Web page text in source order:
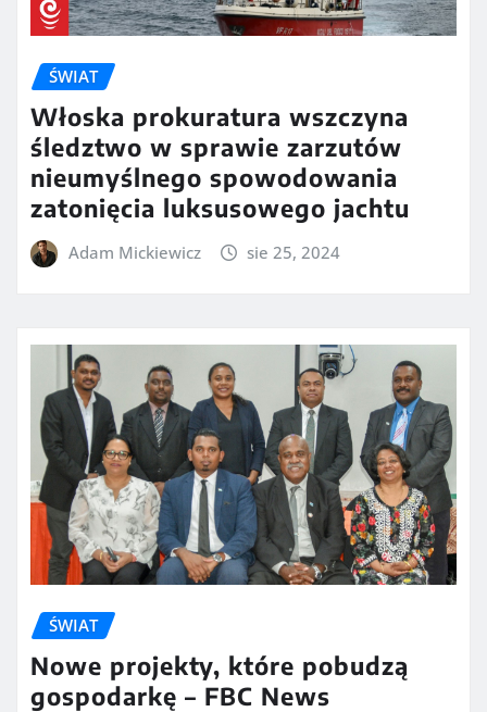
ŚWIAT
Włoska prokuratura wszczyna
śledztwo w sprawie zarzutów
nieumyślnego spowodowania
zatonięcia luksusowego jachtu
Adam Mickiewicz sie 25, 2024
ŚWIAT
Nowe projekty, które pobudzą
gospodarkę – FBC News